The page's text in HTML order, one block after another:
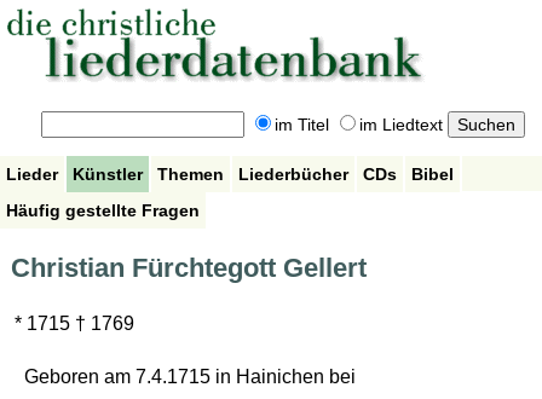
im Titel im Liedtext
Lieder Künstler Themen Liederbücher CDs
Bibel
Häufig gestellte Fragen
Christian Fürchtegott Gellert
* 1715 † 1769
Geboren am 7.4.1715 in Hainichen bei